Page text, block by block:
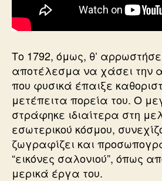
Το 1792, όμως, θ’
αποτέλεσμα να χάσει την
που φυσικά έπαιξε
μετέπειτα πορεία του. Ο
στράφηκε ιδιαίτερα στη
εσωτερικού κόσμου,
ζωγραφίζει και
“εικόνες σαλονιού”, όπως
μερικά έργα του.